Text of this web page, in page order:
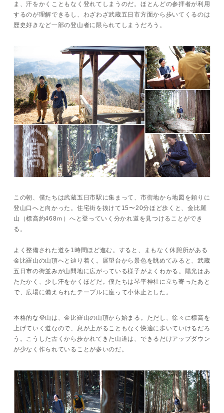
ま、汗をかくこともなく登れてしまうのだ。ほとんどの参拝者が利用
するのが理解できるし、わざわざ武蔵五日市方面から歩いてくるのは
歴史好きなど一部の登山者に限られてしまうだろう。
この朝、僕たちは武蔵五日市駅に集まって、市街地から地図を頼りに
登山口へと向かった。住宅街を抜けて15〜20分ほど歩くと、金比羅
山（標高約468ｍ）へと登っていく分かれ道を見つけることができ
る。
よく整備された道を1時間ほど進む。すると、まもなく休憩所がある
金比羅山の山頂へと辿り着く。展望台から景色を眺めてみると、武蔵
五日市の街並みが山間地に広がっている様子がよくわかる。陽光はあ
たたかく、少し汗をかくほどだ。僕たちは琴平神社に立ち寄ったあと
で、広場に備えられたテーブルに座って小休止とした。
本格的な登山は、金比羅山の山頂から始まる。ただし、徐々に標高を
上げていく道なので、息が上がることもなく快適に歩いていけるだろ
う。こうした古くから歩かれてきた山道は、できるだけアップダウン
が少なく作られていることが多いのだ。